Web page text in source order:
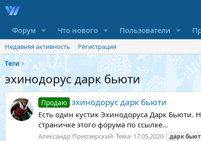
Форум Что нового Пользователи
Недавняя активность
Регистрация
Теги
эхинодорус дарк бьюти
Продаю эхинодорус дарк бьюти
Есть один кустик Эхинодоруса Дарк
страничке этого форума по ссылке...
Александр Приозерский Тема 17.05.2020 дарк